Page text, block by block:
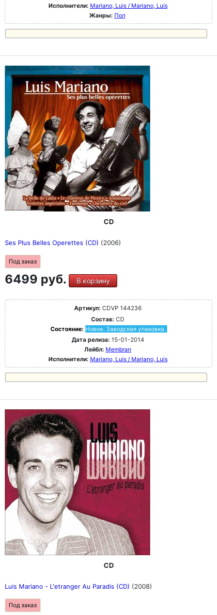
Исполнители: Mariano, Luis / Mariano, Luis
Жанры: Поп
CD
Ses Plus Belles Operettes (CD) (2006)
Под заказ
6499 руб. В корзину
Артикул: CDVP 144236
Состав: CD
Состояние: Новое. Заводская упаковка.
Дата релиза: 15-01-2014
Лейбл: Membran
Исполнители: Mariano, Luis / Mariano, Luis
CD
Luis Mariano - L'etranger Au Paradis (CD) (2008)
Под заказ